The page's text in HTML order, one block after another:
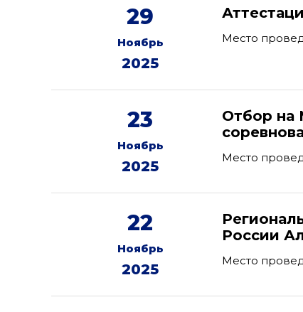
29
Ноябрь
2025
Место
23
Ноябрь
2025
Отбор на
Место
22
Ноябрь
2025
России
Место